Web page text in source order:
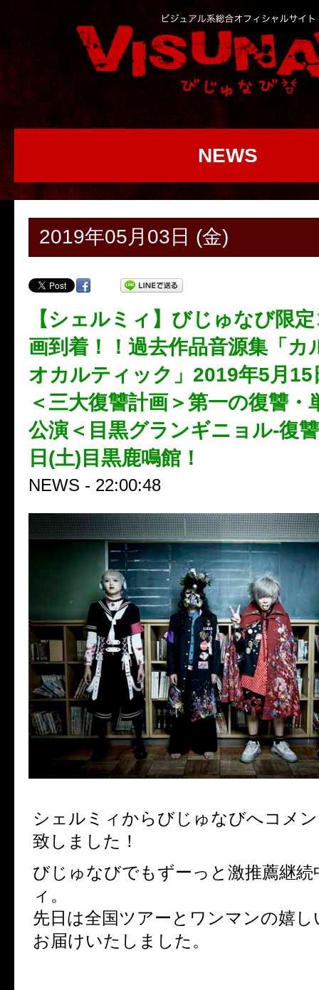
NEWS
2019年05月03日 (金)
【シェルミィ】びじゅなび限
画到着！！過去作品音源集「カ
オカルティック」2019年5月15
＜三大復讐計画＞第一の復讐・
公演＜目黒グランギニョル-復
日(土)目黒鹿鳴館！
NEWS - 22:00:48
シェルミィからびじゅなびへコメ
致しました！
びじゅなびでもずーっと激推薦継
ィ。
先日は全国ツアーとワンマンの嬉
お届けいたしました。